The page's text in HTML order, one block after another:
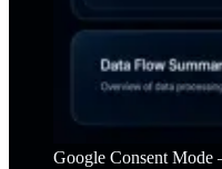
Google Consent